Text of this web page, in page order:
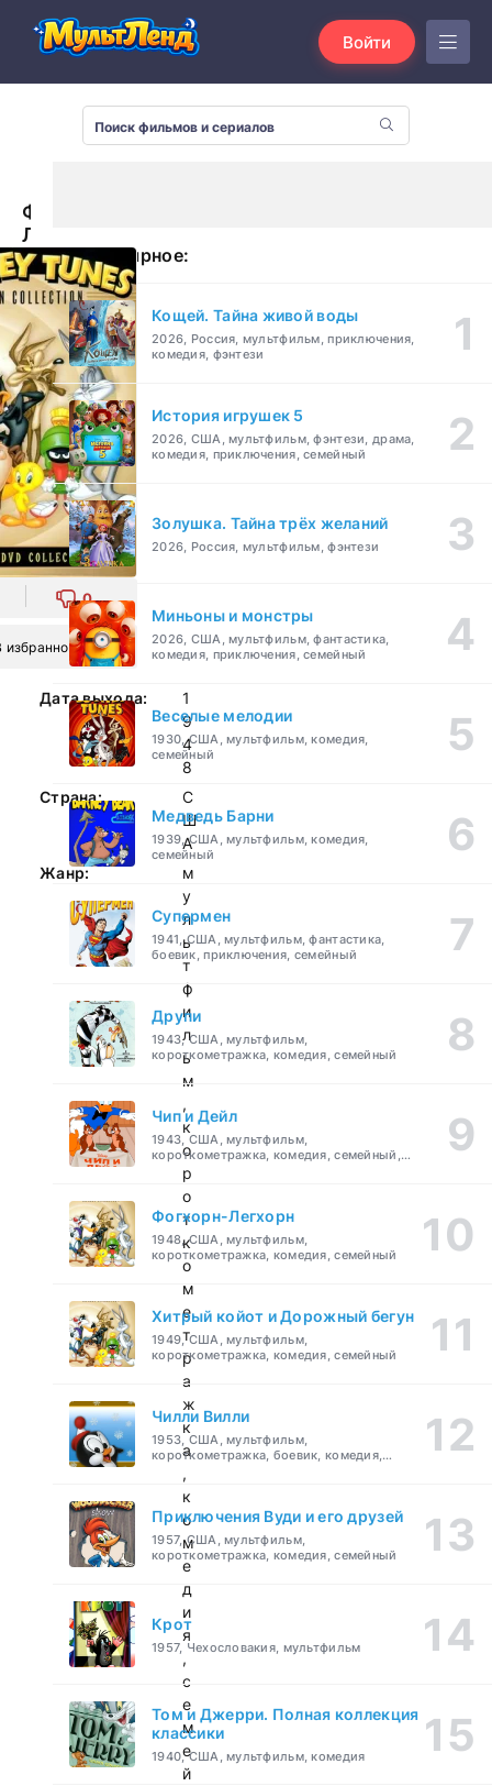
Войти
Фогхорн-
Легхорн
(1948)
0
избранное
Дата выхода:
1
9
4
8
Страна:
С
Ш
А
Жанр:
м
у
л
ь
т
ф
и
л
ь
м
,
к
о
р
о
т
к
о
м
е
т
р
а
ж
к
а
,
к
о
м
е
д
и
я
,
с
е
м
е
й
Популярное:
Кощей. Тайна живой воды
2026, Россия, мультфильм, приключения,
комедия, фэнтези
История игрушек 5
2026, США, мультфильм, фэнтези, драма,
комедия, приключения, семейный
Золушка. Тайна трёх желаний
2026, Россия, мультфильм, фэнтези
Миньоны и монстры
2026, США, мультфильм, фантастика,
комедия, приключения, семейный
Веселые мелодии
1930, США, мультфильм, комедия,
семейный
Медведь Барни
1939, США, мультфильм, комедия,
семейный
Супермен
1941, США, мультфильм, фантастика,
боевик, приключения, семейный
Друпи
1943, США, мультфильм,
короткометражка, комедия, семейный
Чип и Дейл
1943, США, мультфильм,
короткометражка, комедия, семейный,
детский
Фогхорн-Легхорн
1948, США, мультфильм,
короткометражка, комедия, семейный
Хитрый койот и Дорожный бегун
1949, США, мультфильм,
короткометражка, комедия, семейный
Чилли Вилли
1953, США, мультфильм,
короткометражка, боевик, комедия,
Приключения Вуди и его друзей
1957, США, мультфильм,
короткометражка, комедия, семейный
Крот
1957, Чехословакия, мультфильм
Том и Джерри. Полная коллекция
классики
1940, США, мультфильм, комедия